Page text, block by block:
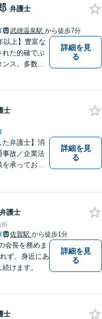
依頼者様が
い環境作り
ます。
弁護士
武雄温泉駅 から徒歩7分
以上】豊富な
れた的確でぶ
ス。多数の
携しワンス
事件には他
元調停委
詳細を見
る
士
た弁護士】消
事故／企業法
承っており
まずはお気
ください。
詳細を見
る
弁護士
所
佐賀駅 から徒歩1分
会長を務めま
ず、身近にあ
けます。
詳細を見
る
士